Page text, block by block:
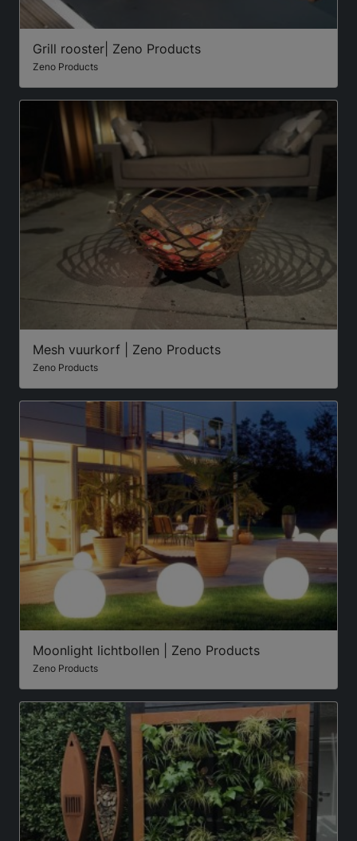
Grill rooster| Zeno Products
Zeno Products
Mesh vuurkorf | Zeno Products
Zeno Products
Moonlight lichtbollen | Zeno Products
Zeno Products